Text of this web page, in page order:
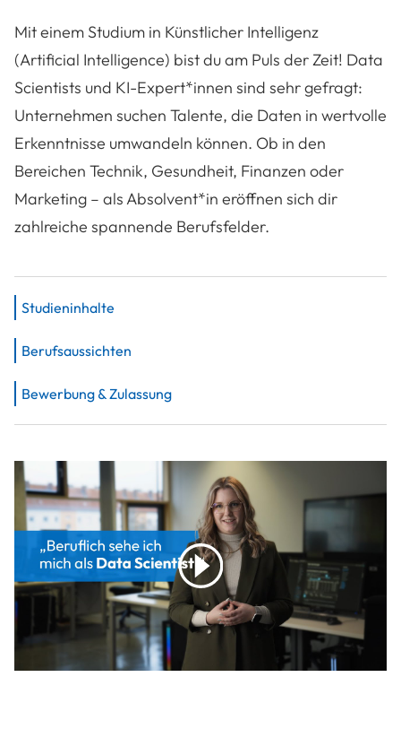
Mit einem Studium in Künstlicher Intelligenz
(Artificial Intelligence) bist du am Puls der Zeit! Data
Scientists und KI-Expert*innen sind sehr gefragt:
Unternehmen suchen Talente, die Daten in wertvolle
Erkenntnisse umwandeln können. Ob in den
Bereichen Technik, Gesundheit, Finanzen oder
Marketing – als Absolvent*in eröffnen sich dir
zahlreiche spannende Berufsfelder.
Studieninhalte
Berufsaussichten
Bewerbung & Zulassung
play